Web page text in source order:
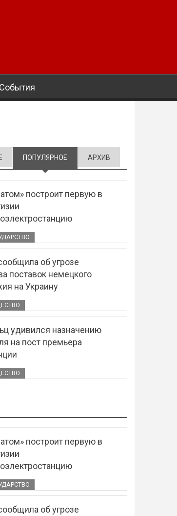
События
ПОПУЛЯРНОЕ (АКТИВНАЯ ВКЛАДКА)
АРХИВ
построит первую в
об угрозе
поставок немецкого
на Украину
удивился назначению
на пост премьера
построит первую в
об угрозе